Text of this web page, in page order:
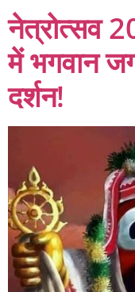
नेत्रोत्सव
में भगवान
दर्शन!